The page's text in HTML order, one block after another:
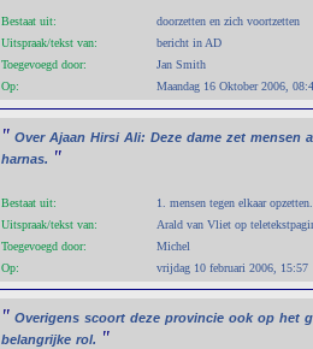
Bestaat uit:
doorzetten en zich voortzetten
Uitspraak/tekst van:
bericht in AD
Toegevoegd door:
Jan Smith
Op:
Maandag 16 Oktober 2006,
" Over Ajaan Hirsi Ali: Deze dame zet mensen
harnas. "
Bestaat uit:
1. mensen tegen elkaar
Uitspraak/tekst van:
Arald van Vliet op
Toegevoegd door:
Michel
Op:
vrijdag 10 februari 2006, 15:57
" Overigens scoort deze provincie ook op het
belangrijke rol. "